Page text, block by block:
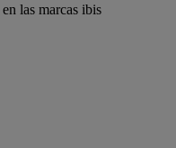
en las marcas ibis